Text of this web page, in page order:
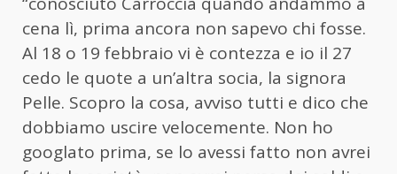
cena lì, prima ancora non sapevo chi fosse.
Al 18 o 19 febbraio vi è contezza e io il 27
cedo le quote a un’altra socia, la signora
Pelle. Scopro la cosa, avviso tutti e dico che
dobbiamo uscire velocemente. Non ho
googlato prima, se lo avessi fatto non avrei